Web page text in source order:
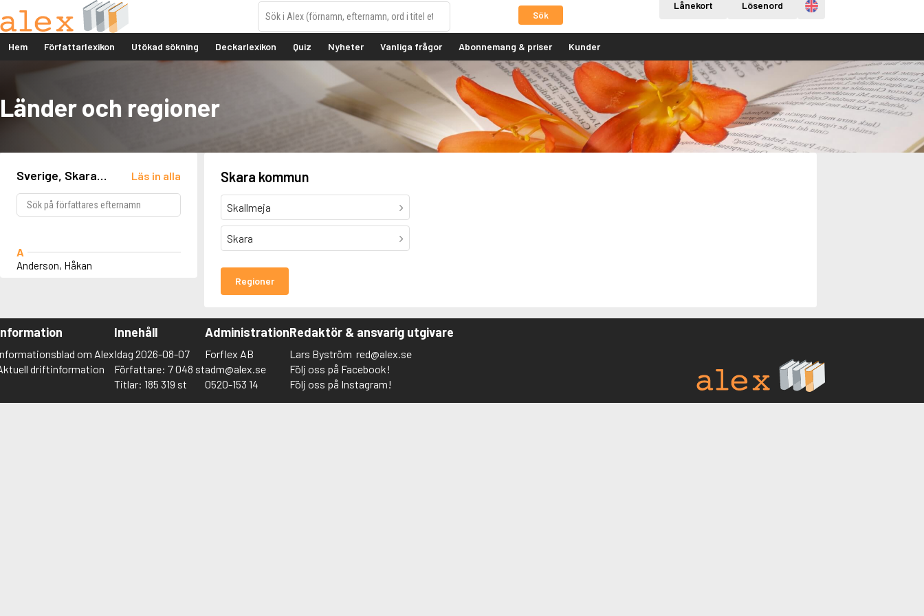
Sök
Lånekort Lösenord Engelska
Hem Författarlexikon Utökad sökning Deckarlexikon Quiz Nyheter Vanliga frågor Abonnemang & priser Kunder
Länder och regioner
Sverige, Skara
Läs in alla
A
Anderson, Håkan
Skara kommun
Skallmeja
Skara
Regioner
om Alex
driftinformation
Innehåll
Idag 2026-08-07
Författare: 7 048 st
Titlar: 185 319 st
Administration
Forflex AB
adm@alex.se
0520-153 14
Redaktör & ansvarig utgivare
Lars Byström red@alex.se
Följ oss på Facebook!
Följ oss på Instagram!